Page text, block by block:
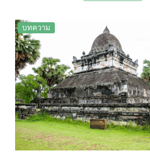
ระเบียงอุโบสถ วัดใหม่ตั้งอยู่ที่ถนนศรีสว่างวงศ์ ใกล้
กับพระราชวังหลวงพระบาง สันนิษฐานว่าน่าจะสร้าง
ขึ้นในราวพุทธศตวรรษที่20-21 และ
อุปถัมภ์จากกษัตริย์จึงทำให้มีการบูร
เพิ่มเติมหลายครั้ง
บทความ